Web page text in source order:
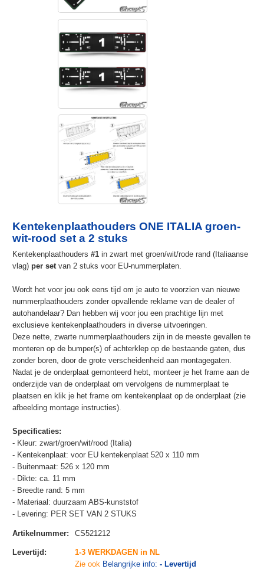
Kentekenplaathouders ONE ITALIA groen-
wit-rood set a 2 stuks
Kentekenplaathouders #1in zwart met groen/wit/rode rand (Italiaanse
vlag) per setvan 2 stuks voor EU-nummerplaten.
Wordt het voor jou ook eens tijd om je auto te voorzien van nieuwe
nummerplaathouders zonder opvallende reklame van de dealer of
autohandelaar? Dan hebben wij voor jou een prachtige lijn met
exclusieve kentekenplaathouders in diverse uitvoeringen.
Deze nette, zwarte nummerplaathouders zijn in de meeste gevallen te
monteren op de bumper(s) of achterklep op de bestaande gaten, dus
zonder boren, door de grote verscheidenheid aan montagegaten.
Nadat je de onderplaat gemonteerd hebt, monteer je het frame aan de
onderzijde van de onderplaat om vervolgens de nummerplaat te
plaatsen en klik je het frame om kentekenplaat op de onderplaat (zie
afbeelding montage instructies).
Specificaties:
- Kleur: zwart/groen/wit/rood (Italia)
- Kentekenplaat: voor EU kentekenplaat 520 x 110 mm
- Buitenmaat: 526 x 120 mm
- Dikte: ca. 11 mm
- Breedte rand: 5 mm
- Materiaal: duurzaam ABS-kunststof
- Levering: PER SET VAN 2 STUKS
Artikelnummer: CS521212
Levertijd :
1-3 WERKDAGEN in NL
Zie ook Belangrijke info: - Levertijd